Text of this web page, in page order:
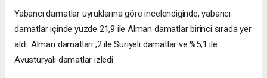
Yabancı damatlar uyruklarına göre incelendiğinde, yabancı
damatlar içinde yüzde 21,9 ile Alman damatlar birinci sırada yer
aldı. Alman damatları ,2 ile Suriyeli damatlar ve %5,1 ile
Avusturyalı damatlar izledi.